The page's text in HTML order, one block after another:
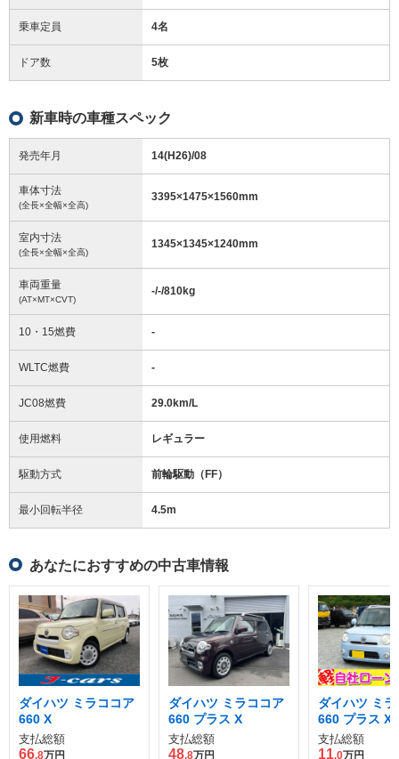
乗車定員 4名
ドア数 5枚
新車時の車種スペック
発売年月 14(H26)/08
車体寸法
(全長×全幅×全高)
3395×1475×1560mm
室内寸法
(全長×全幅×全高)
1345×1345×1240mm
車両重量
(AT×MT×CVT)
-/-/810kg
10・15燃費 -
WLTC燃費 -
JC08燃費 29.0km/L
使用燃料 レギュラー
駆動方式 前輪駆動（FF）
最小回転半径 4.5m
あなたにおすすめの中古車情報
ダイハツ ミラココア
660 X
支払総額
66.8万円
ダイハツ ミラココア
660 プラス X
支払総額
48.8万円
ダイハツ ミ
660 プラス X
支払総額
11.0万円